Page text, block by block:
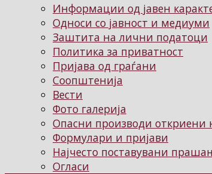
Информации од јавен
Односи со јавност и медиуми
Заштита на лични податоци
Политика за приватност
Пријава од граѓани
Соопштенија
Вести
Фото галерија
Опасни производи откриени
Формулари и пријави
Најчесто поставувани
Огласи